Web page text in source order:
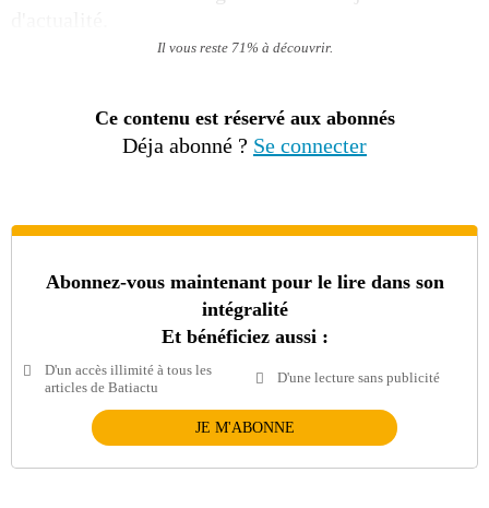
Il vous reste 71% à découvrir.
Ce contenu est réservé aux abonnés
Déja abonné ? Se connecter
Abonnez-vous maintenant pour le lire dans son
intégralité
Et bénéficiez aussi :
D'un accès illimité à tous les
articles de Batiactu
D'une lecture sans publicité
JE M'ABONNE